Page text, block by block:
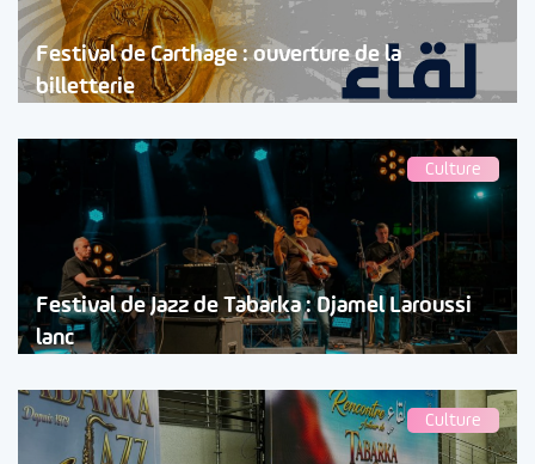
Festival de Carthage : ouverture de la
billetterie
Culture
Festival de Jazz de Tabarka : Djamel Laroussi
lanc
Culture